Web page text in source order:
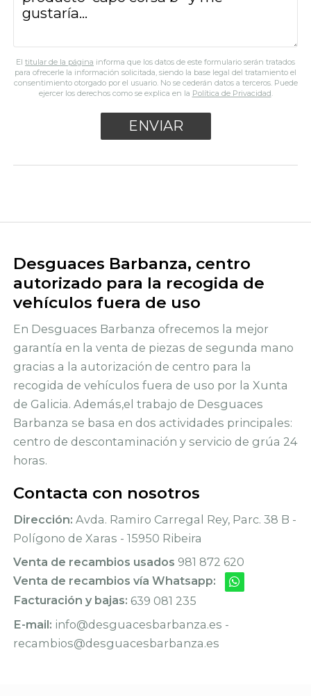
El titular de la página informa que los datos de este formulario serán tratados
para ofrecerle la información solicitada, siendo la base legal del tratamiento el
consentimiento otorgado por el usuario. No se cederán datos a terceros. Puede
ejercer los derechos como se explica en la Política de Privacidad.
Desguaces Barbanza, centro
autorizado para la recogida de
vehículos fuera de uso
En Desguaces Barbanza ofrecemos la mejor
garantía en la venta de piezas de segunda mano
gracias a la autorización de centro para la
recogida de vehículos fuera de uso por la Xunta
de Galicia. Además,el trabajo de Desguaces
Barbanza se basa en dos actividades principales:
centro de descontaminación y servicio de grúa 24
horas.
Contacta con nosotros
Dirección: Avda. Ramiro Carregal Rey, Parc. 38 B -
Polígono de Xaras - 15950 Ribeira
Venta de recambios usados 981 872 620
Venta de recambios vía Whatsapp:
Facturación y bajas: 639 081 235
E-mail: info@desguacesbarbanza.es -
recambios@desguacesbarbanza.es